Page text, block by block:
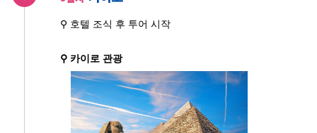
⚲ 호텔 조식 후 투어 시작
⚲ 카이로 관광